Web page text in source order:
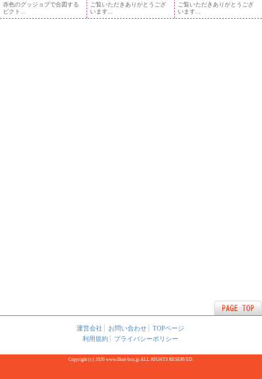
赤色のグッジョブで合図する
ピクト...
ご覧いただきありがとうござ
います...
ご覧いただきありがとうござ
います...
運営会社 お問い合わせ
TOPページ
利用規約
プライバシーポリシー
Copyright (c) 2026 www.illust-box.jp ALL RIGHTS RESERVED.